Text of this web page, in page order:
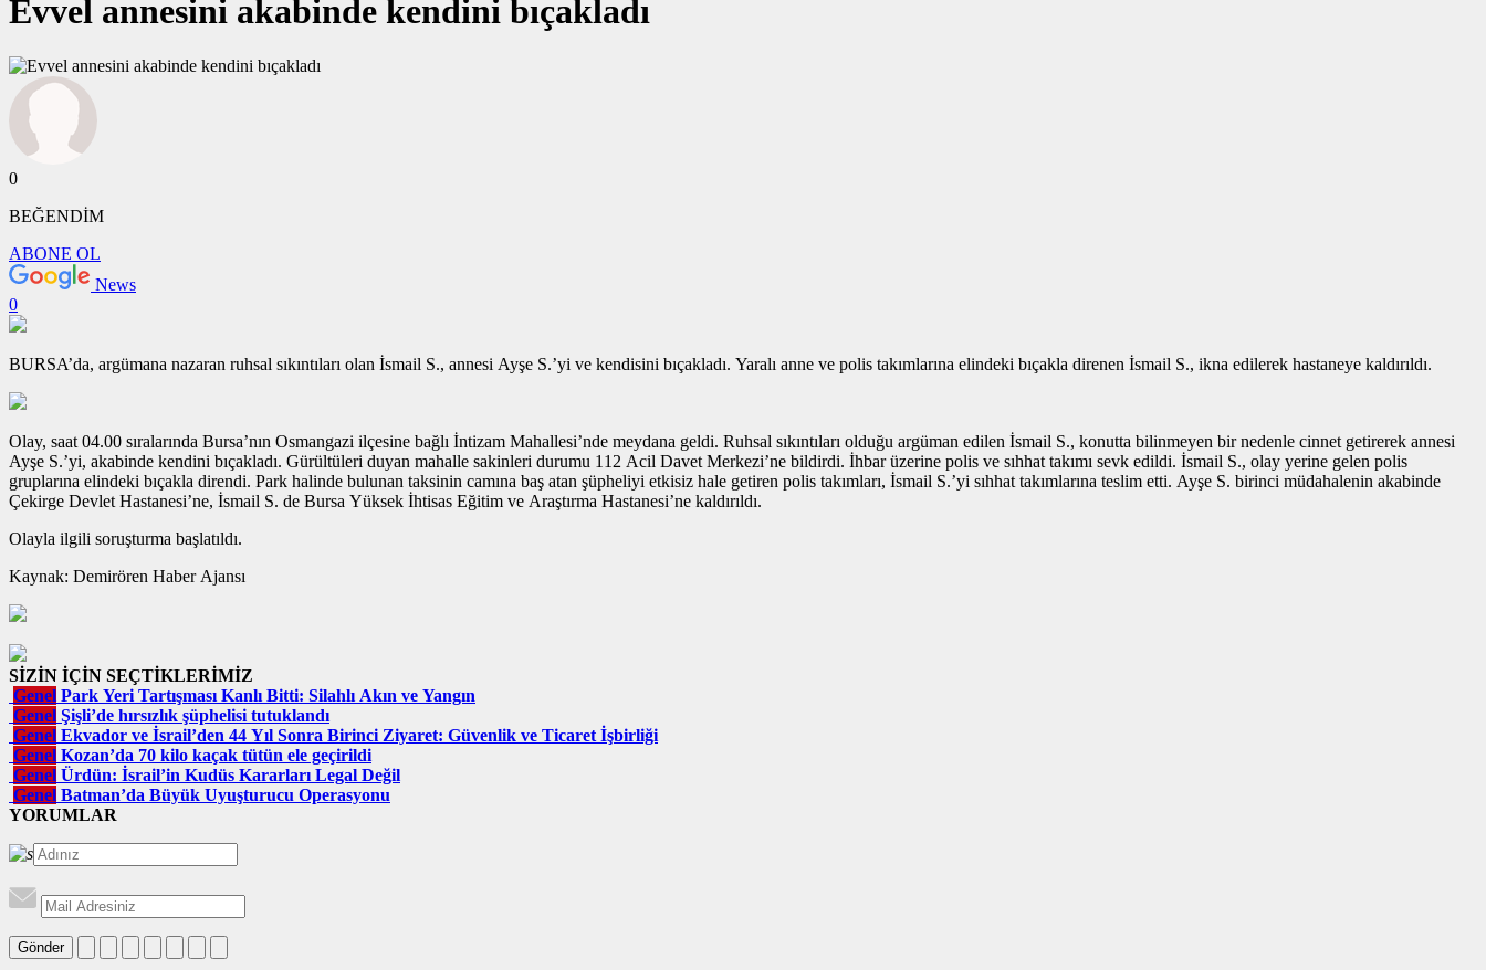
Evvel annesini akabinde kendini bıçakladı
0
BEĞENDİM
ABONE OL
News
0
BURSA’da, argümana nazaran ruhsal sıkıntıları olan İsmail S., annesi Ayşe S.’yi ve kendisini bıçakladı. Yaralı anne ve polis takımlarına elindeki bıçakla direnen İsmail S., ikna edilerek hastaneye kaldırıldı.
Olay, saat 04.00 sıralarında Bursa’nın Osmangazi ilçesine bağlı İntizam Mahallesi’nde meydana geldi. Ruhsal sıkıntıları olduğu argüman edilen İsmail S., konutta bilinmeyen bir nedenle cinnet getirerek annesi
Ayşe S.’yi, akabinde kendini bıçakladı. Gürültüleri duyan mahalle sakinleri durumu 112 Acil Davet Merkezi’ne bildirdi. İhbar üzerine polis ve sıhhat takımı sevk edildi. İsmail S., olay yerine gelen polis
gruplarına elindeki bıçakla direndi. Park halinde bulunan taksinin camına baş atan şüpheliyi etkisiz hale getiren polis takımları, İsmail S.’yi sıhhat takımlarına teslim etti. Ayşe S. birinci müdahalenin akabinde
Çekirge Devlet Hastanesi’ne, İsmail S. de Bursa Yüksek İhtisas Eğitim ve Araştırma Hastanesi’ne kaldırıldı.
Olayla ilgili soruşturma başlatıldı.
Kaynak: Demirören Haber Ajansı
SİZİN İÇİN SEÇTİKLERİMİZ
Genel Park Yeri Tartışması Kanlı Bitti: Silahlı Akın ve Yangın
Genel Şişli’de hırsızlık şüphelisi tutuklandı
Genel Ekvador ve İsrail’den 44 Yıl Sonra Birinci Ziyaret: Güvenlik ve Ticaret İşbirliği
Genel Kozan’da 70 kilo kaçak tütün ele geçirildi
Genel Ürdün: İsrail’in Kudüs Kararları Legal Değil
Genel Batman’da Büyük Uyuşturucu Operasyonu
YORUMLAR
Gönder